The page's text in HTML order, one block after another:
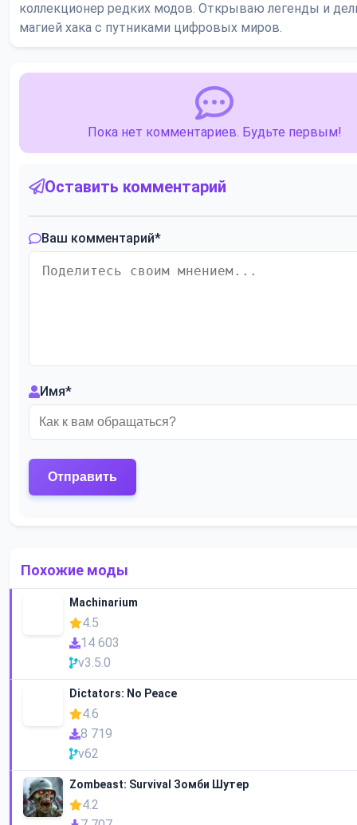
коллекционер редких модов. Открываю легенды и
магией хака с путниками цифровых миров.
Пока нет комментариев. Будьте первым!
Оставить комментарий
Ваш комментарий*
Имя*
Похожие моды
Machinarium
4.5
14 603
v3.5.0
Dictators: No Peace
4.6
8 719
v62
Zombeast: Survival Зомби Шутер
4.2